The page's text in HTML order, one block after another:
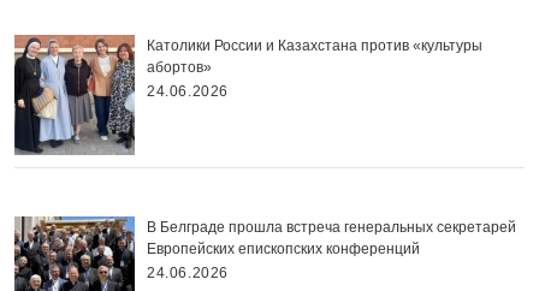
Католики России и Казахстана против «культуры
абортов»
24.06.2026
В Белграде прошла встреча генеральных секретарей
Европейских епископских конференций
24.06.2026